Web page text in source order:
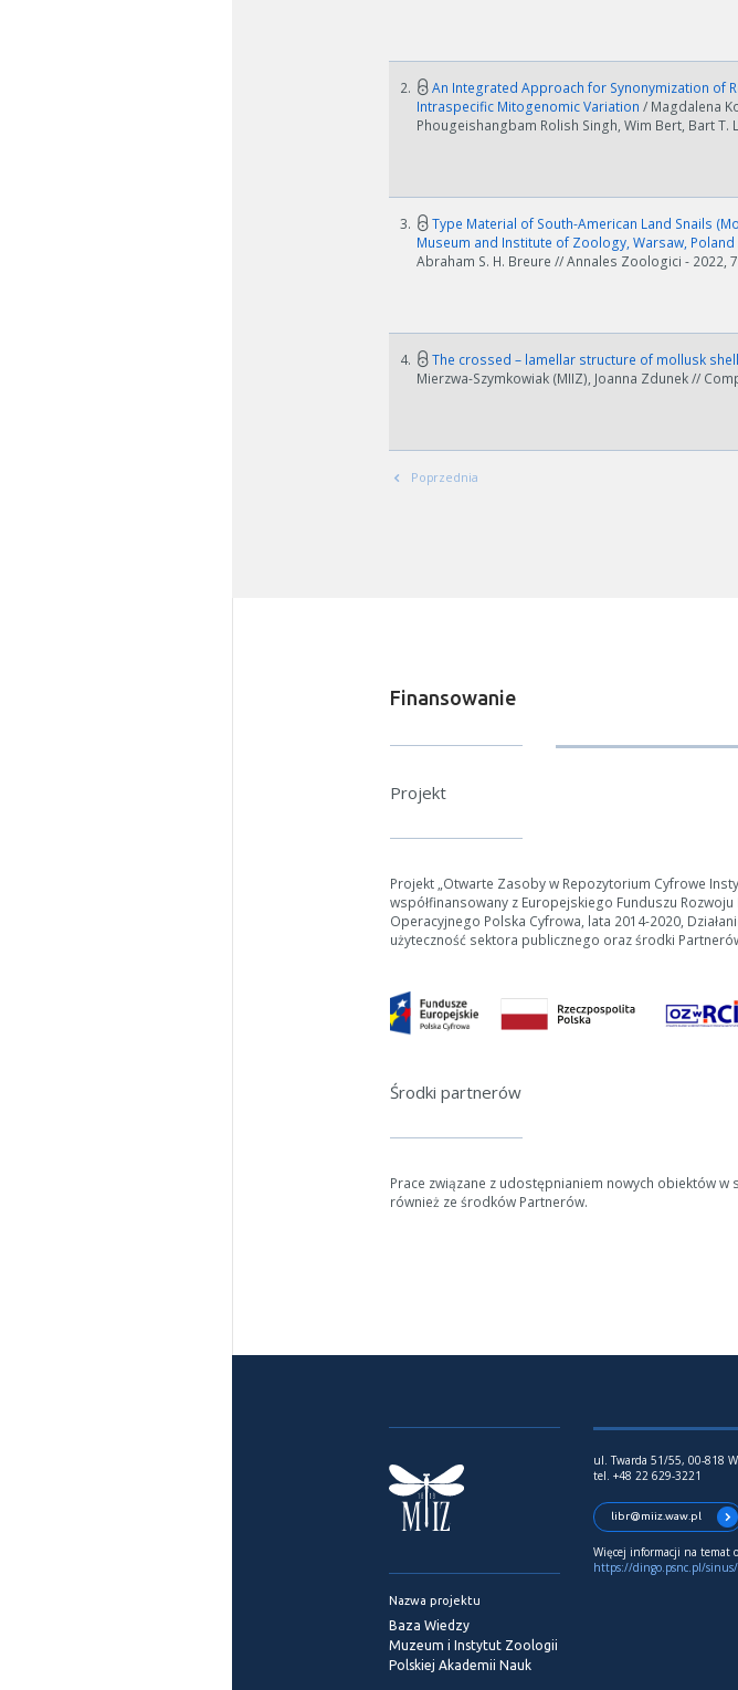
2.
An Integrated Approach for Synonymization of
Intraspecific Mitogenomic Variation / Magdalena
Phougeishangbam Rolish Singh, Wim Bert, Bart
3.
Type Material of South-American Land Snails
Museum and Institute of Zoology, Warsaw, Poland
Abraham S. H. Breure // Annales Zoologici - 2022,
4. The crossed – lamellar structure of mollusk
Mierzwa-Szymkowiak (MIIZ), Joanna Zdunek //
Poprzednia
Finansowanie
Projekt
Projekt „Otwarte Zasoby w Repozytorium Cyfrowe
współfinansowany z Europejskiego Funduszu
Operacyjnego Polska Cyfrowa, lata 2014-2020,
użyteczność sektora publicznego oraz środki
Środki partnerów
Prace związane z udostępnianiem nowych obiektów w
również ze środków Partnerów.
Nazwa projektu
Baza Wiedzy
Muzeum i Instytut Zoologii
Polskiej Akademii Nauk
ul. Twarda 51/55, 00-818
tel. +48 22 629-3221
libr@miiz.waw.pl
Więcej informacji na temat
https://dingo.psnc.pl/sinus/